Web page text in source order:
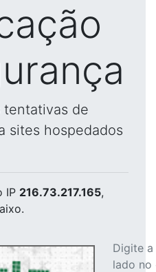
tentativas de
sites hospedados
IP 216.73.217.165,
Digite
lado no